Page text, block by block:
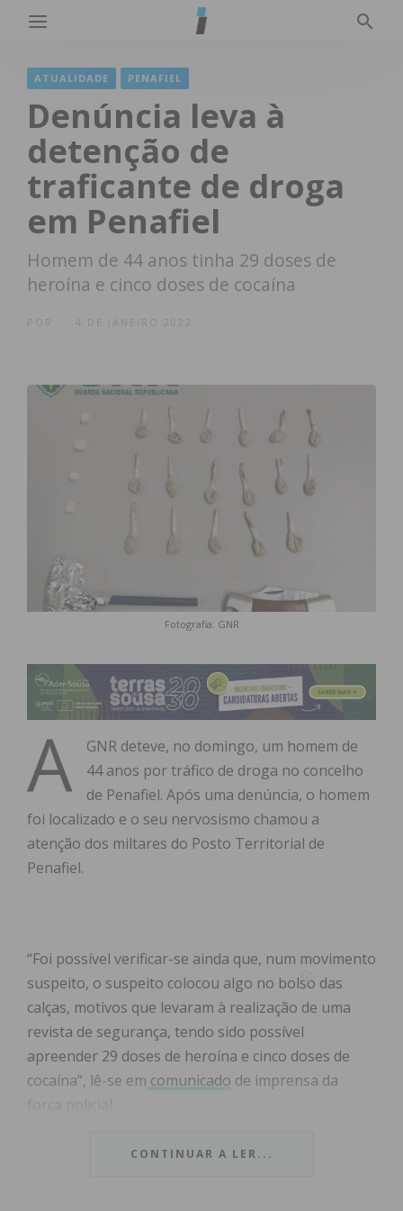
ATUALIDADE PENAFIEL
Denúncia leva à
detenção de
traficante de droga
em Penafiel
Homem de 44 anos tinha 29 doses de
heroína e cinco doses de cocaína
4 DE JANEIRO 2022
Fotografia: GNR
A
GNR deteve, no domingo, um homem de
44 anos por tráfico de droga no concelho
de Penafiel. Após uma denúncia, o homem
foi localizado e o seu nervosismo chamou a
atenção dos miltares do Posto Territorial de
Penafiel.
“Foi possível verificar-se ainda que, num movimento
suspeito, o suspeito colocou algo no bolso das
calças, motivos que levaram à realização de uma
revista de segurança, tendo sido possível
apreender 29 doses de heroína e cinco doses de
cocaína”, lê-se em comunicado de imprensa da
A GNR tomou conhecimento da situação devido a
CONTINUAR A LER...